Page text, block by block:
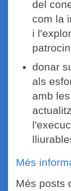
del
com la
i
donar
als
amb
Més
Més posts